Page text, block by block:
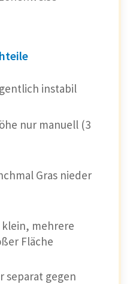
instabil
nur manuell (3
Gras nieder
mehrere
Fläche
separat gegen